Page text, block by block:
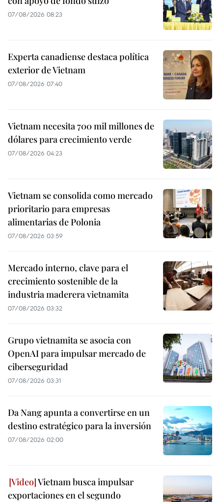
07/08/2026 08:23
Experta canadiense destaca política
exterior de Vietnam
07/08/2026 07:40
Vietnam necesita 700 mil millones de
dólares para crecimiento verde
07/08/2026 04:23
Vietnam se consolida como mercado
prioritario para empresas
alimentarias de Polonia
07/08/2026 03:59
Mercado interno, clave para el
crecimiento sostenible de la
industria maderera vietnamita
07/08/2026 03:32
Grupo vietnamita se asocia con
OpenAI para impulsar mercado de
ciberseguridad
07/08/2026 03:31
Da Nang apunta a convertirse en un
destino estratégico para la inversión
07/08/2026 02:00
Vietnam busca impulsar
exportaciones en el segundo